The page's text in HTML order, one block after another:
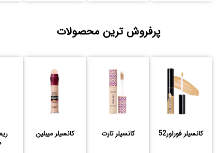
پرفروش ترین محصولات
کانسیلر فوراور52 کانسیلر تارت کانسیلر میبلین